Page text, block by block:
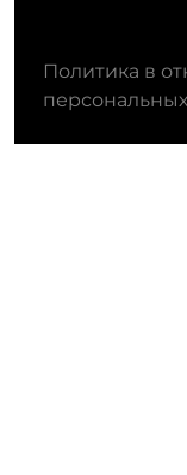
Политика в